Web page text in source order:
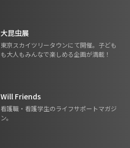
大昆虫展
東京スカイツリータウンにて開催。子ども
も大人もみんなで楽しめる企画が満載！
Will Friends
看護職・看護学生のライフサポートマガジ
ン。